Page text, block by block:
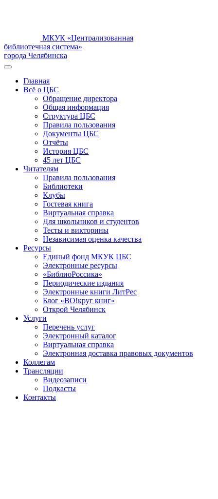
МКУК «Централизованная
библиотечная система»
города Челябинска
Главная
Всё о ЦБС
Обращение директора
Общая информация
Структура ЦБС
Правила пользования
Документы ЦБС
Отчёты
История ЦБС
45 лет ЦБС
Читателям
Правила пользования
Библиотеки
Клубы
Гостевая книга
Виртуальная справка
Для школьников и студентов
Тесты и викторины
Независимая оценка качества
Ресурсы
Единый фонд МКУК ЦБС
Электронные ресурсы
«БиблиоРоссика»
Периодические издания
Электронные книги ЛитРес
Блог «ВО!круг книг»
Открой Челябинск
Услуги
Перечень услуг
Электронный каталог
Виртуальная справка
Электронная доставка правовых документов
Коллегам
Трансляции
Видеозаписи
Подкасты
Контакты